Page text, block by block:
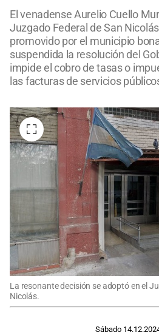
El venadense Aurelio Cuello
Juzgado Federal de San
promovido por el municipio
suspendida la resolución del
impide el cobro de tasas o
las facturas de servicios
La resonante decisión se adoptó en el
Nicolás.
Sábado